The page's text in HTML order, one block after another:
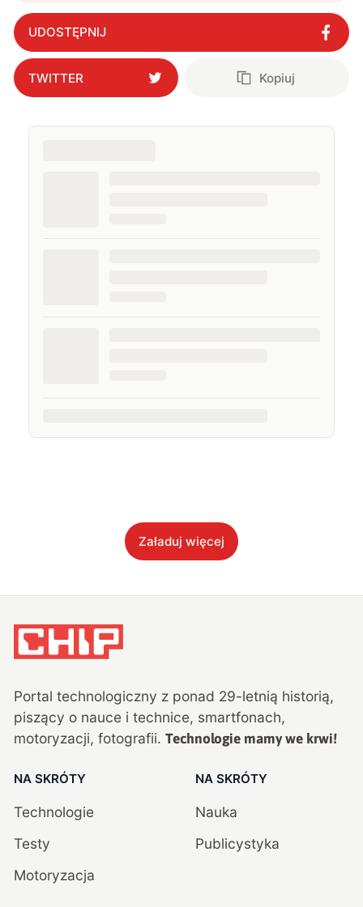
UDOSTĘPNIJ
TWITTER Kopiuj
Załaduj więcej
Portal technologiczny z ponad 29-letnią historią,
piszący o nauce i technice, smartfonach,
motoryzacji, fotografii. Technologie mamy we krwi!
NA SKRÓTY
Technologie
Testy
Motoryzacja
NA SKRÓTY
Nauka
Publicystyka